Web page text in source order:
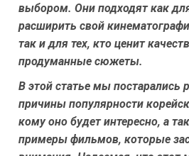
выбором. Они подходят как
расширить свой
так и для тех, кто ценит
продуманные сюжеты.
В этой статье мы постарались
причины популярности
кому оно будет интересно, а
примеры фильмов, которые